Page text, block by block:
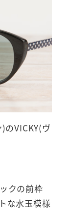
のVICKY(ヴ
クの前枠
な水玉模様